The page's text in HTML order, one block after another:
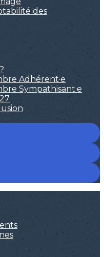
des
Adhérent·e
Sympathisant·e